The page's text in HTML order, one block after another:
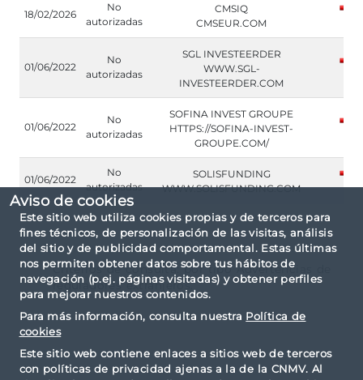
Aviso de cookies
Este sitio web utiliza cookies propias y de terceros para
fines técnicos, de personalización de las visitas, análisis
del sitio y de publicidad comportamental. Estas últimas
nos permiten obtener datos sobre tus hábitos de
navegación (p.ej. páginas visitadas) y obtener perfiles
para mejorar nuestros contenidos.
Para más información, consulta nuestra Política de
cookies
Este sitio web contiene enlaces a sitios web de terceros
con políticas de privacidad ajenas a la de la CNMV. Al
18/02/2026
No
autorizadas
CMSIQ
CMSEUR.COM
01/06/2022
No
autorizadas
SGL INVESTEERDER
WWW.SGL-
INVESTEERDER.COM
01/06/2022
No
autorizadas
SOFINA INVEST GROUPE
HTTPS://SOFINA-INVEST-
GROUPE.COM/
01/06/2022
No
autorizadas
SOLISFUNDING
WWW.SOLISFUNDING.COM
Criterios de consulta: por tipo Advertencias de
reguladores extranjeros.